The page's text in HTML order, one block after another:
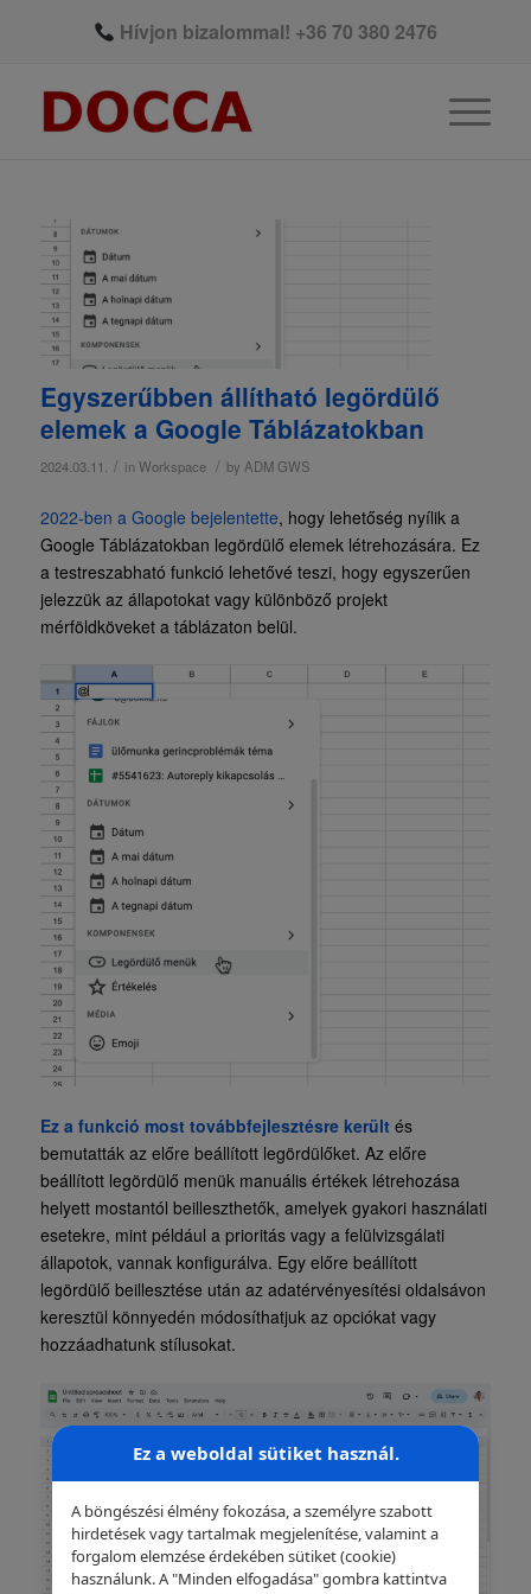
Hívjon bizalommal! +36 70 380 2476
Egyszerűbben állítható legördülő
elemek a Google Táblázatokban
2024.03.11. / inWorkspace / by ADM GWS
2022-ben a Google bejelentette, hogy lehetőség nyílik a
Google Táblázatokban legördülő elemek létrehozására. Ez
a testreszabható funkció lehetővé teszi, hogy egyszerűen
jelezzük az állapotokat vagy különböző projekt
mérföldköveket a táblázaton belül.
Ez a funkció most továbbfejlesztésre kerültés
bemutatták az előre beállított legördülőket. Az előre
beállított legördülő menük manuális értékek létrehozása
helyett mostantól beilleszthetők, amelyek gyakori használati
esetekre, mint például a prioritás vagy a felülvizsgálati
állapotok, vannak konfigurálva. Egy előre beállított
legördülő beillesztése után az adatérvényesítési oldalsávon
keresztül könnyedén módosíthatjuk az opciókat vagy
hozzáadhatunk stílusokat.
Ez a weboldal sütiket használ.
A böngészési élmény fokozása, a személyre szabott
hirdetések vagy tartalmak megjelenítése, valamint a
forgalom elemzése érdekében sütiket (cookie)
használunk. A "Minden elfogadása" gombra kattintva